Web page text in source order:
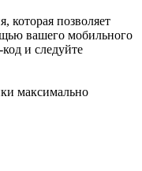
которая позволяет
вашего мобильного
и следуйте
максимально